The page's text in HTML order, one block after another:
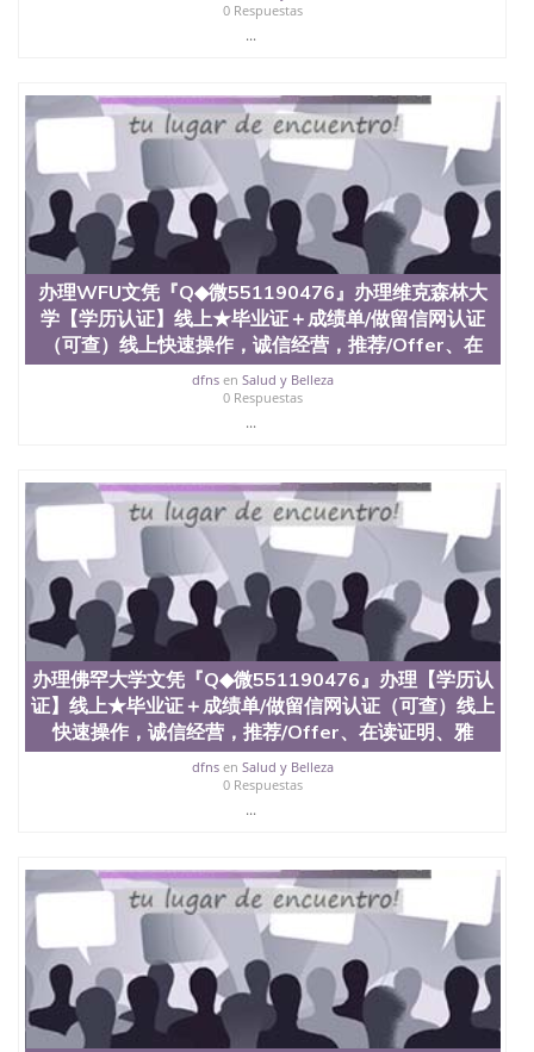
0 Respuestas
...
办理WFU文凭『Q◆微551190476』办理维克森林大
学【学历认证】线上★毕业证＋成绩单/做留信网认证
（可查）线上快速操作，诚信经营，推荐/Offer、在
dfnsen Salud y Belleza
0 Respuestas
...
办理佛罕大学文凭『Q◆微551190476』办理【学历认
证】线上★毕业证＋成绩单/做留信网认证（可查）线上
快速操作，诚信经营，推荐/Offer、在读证明、雅
dfnsen Salud y Belleza
0 Respuestas
...